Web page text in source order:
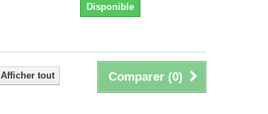
Disponible
Comparer (0)
Afficher tout